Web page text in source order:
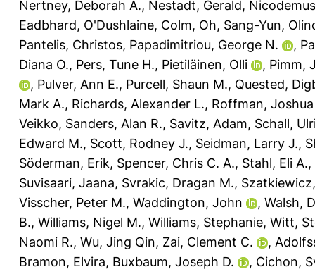
Nertney, Deborah A., Nestadt, Gerald,
Eadbhard, O'Dushlaine, Colm, Oh, Sang-Yun,
Pantelis, Christos, Papadimitriou, George N. ,
Diana O., Pers, Tune H., Pietiläinen, Olli , Pimm,
, Pulver, Ann E., Purcell, Shaun M., Quested,
Mark A., Richards, Alexander L., Roffman,
Veikko, Sanders, Alan R., Savitz, Adam, Schall,
Edward M., Scott, Rodney J., Seidman, Larry J.,
Söderman, Erik, Spencer, Chris C. A., Stahl, Eli A.,
Suvisaari, Jaana, Svrakic, Dragan M.,
Visscher, Peter M., Waddington, John , Walsh,
B., Williams, Nigel M., Williams, Stephanie, Witt,
Naomi R., Wu, Jing Qin, Zai, Clement C. ,
Bramon, Elvira, Buxbaum, Joseph D. , Cichon,